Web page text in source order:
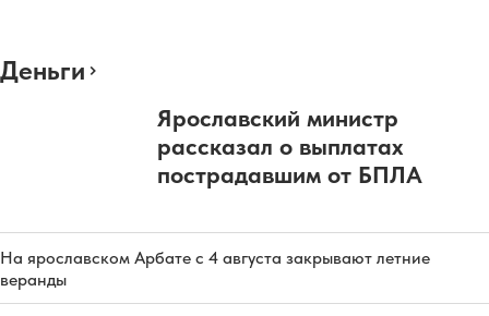
Деньги
Ярославский министр
рассказал о выплатах
пострадавшим от БПЛА
На ярославском Арбате с 4 августа закрывают летние
веранды